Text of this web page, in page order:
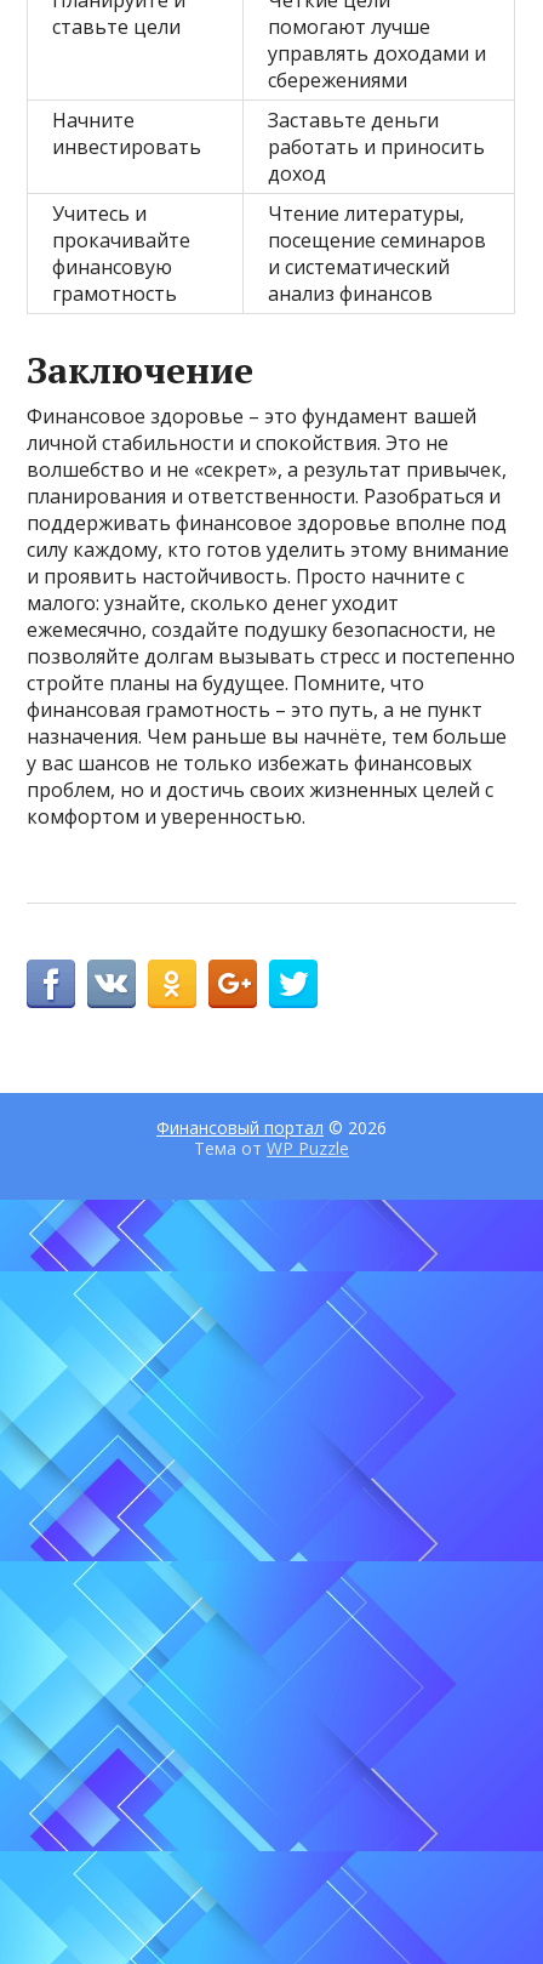
ставьте цели
помогают лучше
управлять доходами и
сбережениями
Начните
инвестировать
Заставьте деньги
работать и приносить
доход
Учитесь и
прокачивайте
финансовую
грамотность
Чтение литературы,
посещение семинаров
и систематический
анализ финансов
Заключение
Финансовое здоровье – это фундамент вашей
личной стабильности и спокойствия. Это не
волшебство и не «секрет», а результат привычек,
планирования и ответственности. Разобраться и
поддерживать финансовое здоровье вполне под
силу каждому, кто готов уделить этому внимание
и проявить настойчивость. Просто начните с
малого: узнайте, сколько денег уходит
ежемесячно, создайте подушку безопасности, не
позволяйте долгам вызывать стресс и постепенно
стройте планы на будущее. Помните, что
финансовая грамотность – это путь, а не пункт
назначения. Чем раньше вы начнёте, тем больше
у вас шансов не только избежать финансовых
проблем, но и достичь своих жизненных целей с
комфортом и уверенностью.
Финансовый портал © 2026
Тема от WP Puzzle